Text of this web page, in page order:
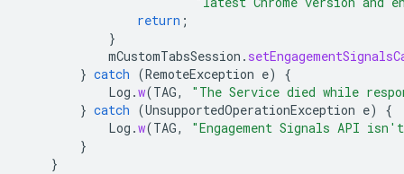
return ;
}
mCustomTabsSession .
} catch (RemoteException e)
{
Log .w(TAG,
"The Service died while
} catch (UnsupportedOperationException e)
{
Log .w(TAG,
"Engagement Signals API
}
}